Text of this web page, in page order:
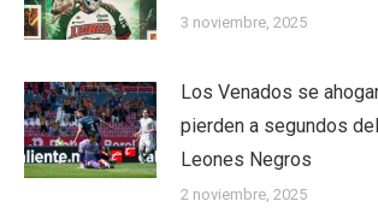
3 noviembre, 2025
Los Venados se
pierden a segundos
Leones Negros
2 noviembre, 2025